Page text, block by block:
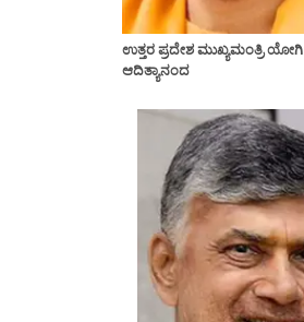
ಉತ್ತರ ಪ್ರದೇಶ ಮುಖ್ಯಮಂತ್ರಿ ಯೋಗಿ
ಆದಿತ್ಯಾನಂದ